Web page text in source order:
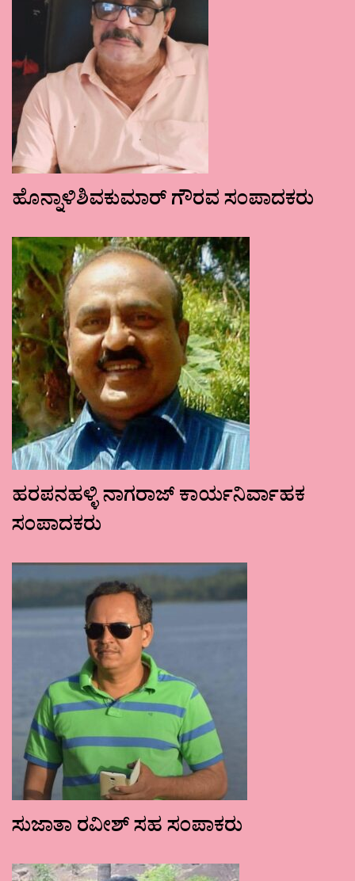
ಹೊನ್ನಾಳಿಶಿವಕುಮಾರ್ ಗೌರವ ಸಂಪಾದಕರು
ಹರಪನಹಳ್ಳಿ ನಾಗರಾಜ್ ಕಾರ್ಯನಿರ್ವಾಹಕ
ಸಂಪಾದಕರು
ಸುಜಾತಾ ರವೀಶ್ ಸಹ ಸಂಪಾಕರು